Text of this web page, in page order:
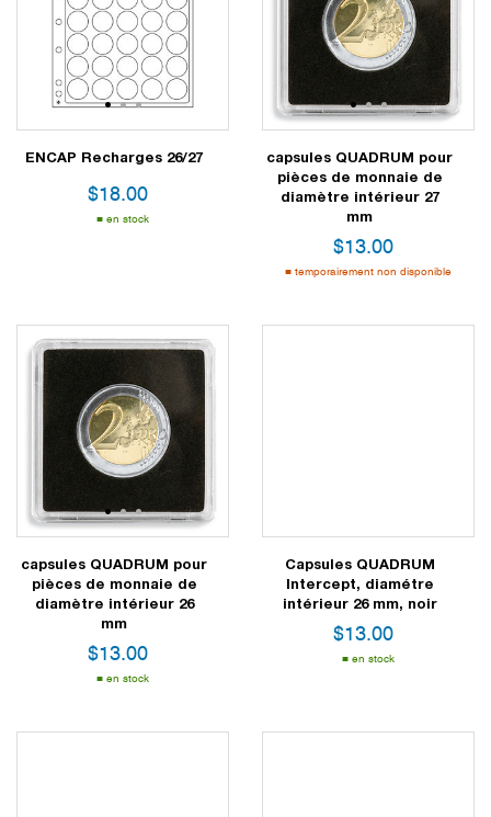
123
ENCAP Recharges 26/27
$18.00
en stock
123
capsules QUADRUM pour
pièces de monnaie de
diamètre intérieur 27
mm
$13.00
temporairement non disponible
123
capsules QUADRUM pour
pièces de monnaie de
diamètre intérieur 26
mm
$13.00
en stock
Capsules QUADRUM
Intercept, diamétre
intérieur 26 mm, noir
$13.00
en stock